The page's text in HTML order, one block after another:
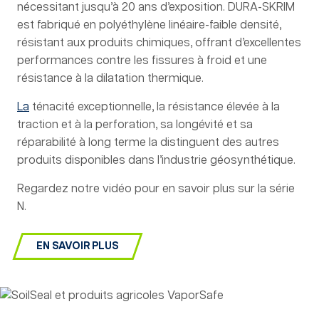
nécessitant jusqu’à 20 ans d’exposition. DURA-SKRIM
est fabriqué en polyéthylène linéaire-faible densité,
résistant aux produits chimiques, offrant d’excellentes
performances contre les fissures à froid et une
résistance à la dilatation thermique.
La ténacité exceptionnelle, la résistance élevée à la
traction et à la perforation, sa longévité et sa
réparabilité à long terme la distinguent des autres
produits disponibles dans l’industrie géosynthétique.
Regardez notre vidéo pour en savoir plus sur la série
N.
EN SAVOIR PLUS